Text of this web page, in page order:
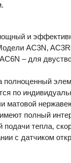
и
AC3N,
– для
полноценный
по
матовой
полный
тепла,
с датчиком